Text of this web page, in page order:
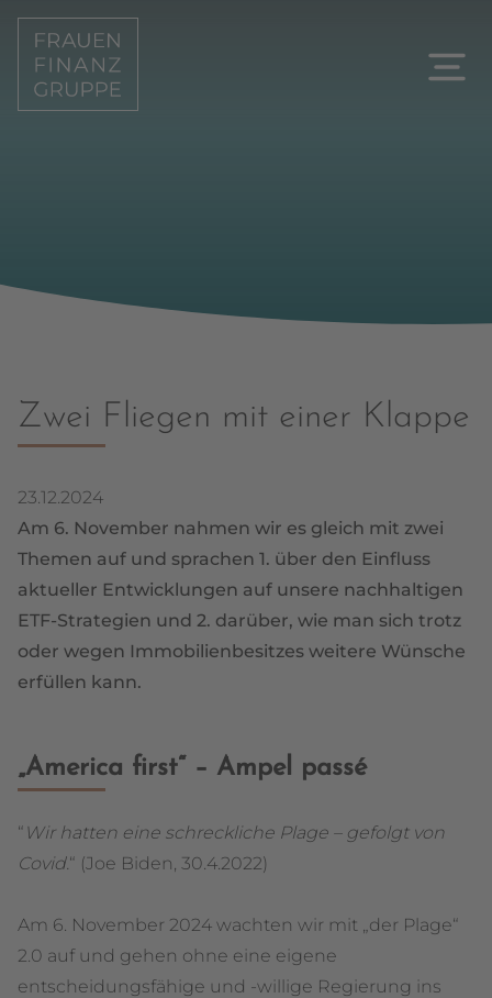
Zwei Fliegen mit einer Klappe
23.12.2024
Am 6. November nahmen wir es gleich mit zwei
Themen auf und sprachen 1. über den Einfluss
aktueller Entwicklungen auf unsere nachhaltigen
ETF-Strategien und 2. darüber, wie man sich trotz
oder wegen Immobilienbesitzes weitere Wünsche
erfüllen kann.
„America first“ – Ampel passé
“ Wir hatten eine schreckliche Plage – gefolgt von
Covid.“ (Joe Biden, 30.4.2022)
Am 6. November 2024 wachten wir mit „der Plage“
2.0 auf und gehen ohne eine eigene
entscheidungsfähige und -willige Regierung ins